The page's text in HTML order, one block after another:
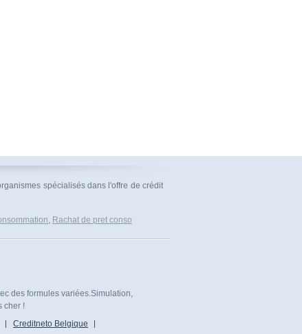
spécialisés dans l'offre de crédit
, Rachat de pret conso
des formules variées.Simulation,
cher !
Creditneto Belgique